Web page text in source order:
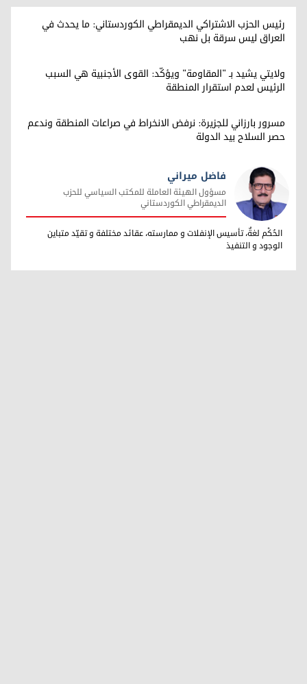
رئيس الحزب الاشتراكي الديمقراطي الكوردستاني: ما يحدث في
العراق ليس سرقة بل نهب
ولايتي يشيد بـ "المقاومة" ويؤكّد: القوى الأجنبية هي السبب
الرئيس لعدم استقرار المنطقة
مسرور بارزاني للجزيرة: نرفض الانخراط في صراعات المنطقة وندعم
حصر السلاح بيد الدولة
فاضل ميراني
فاضل ميراني
مسؤول الهيئة العاملة للمكتب السياسي للحزب
الديمقراطي الكوردستاني
الحُكْم لغةٌ، تأسيس الإنفلات و ممارسته، عقائد مختلفة و تقيّد متباين
الوجود و التنفيذ